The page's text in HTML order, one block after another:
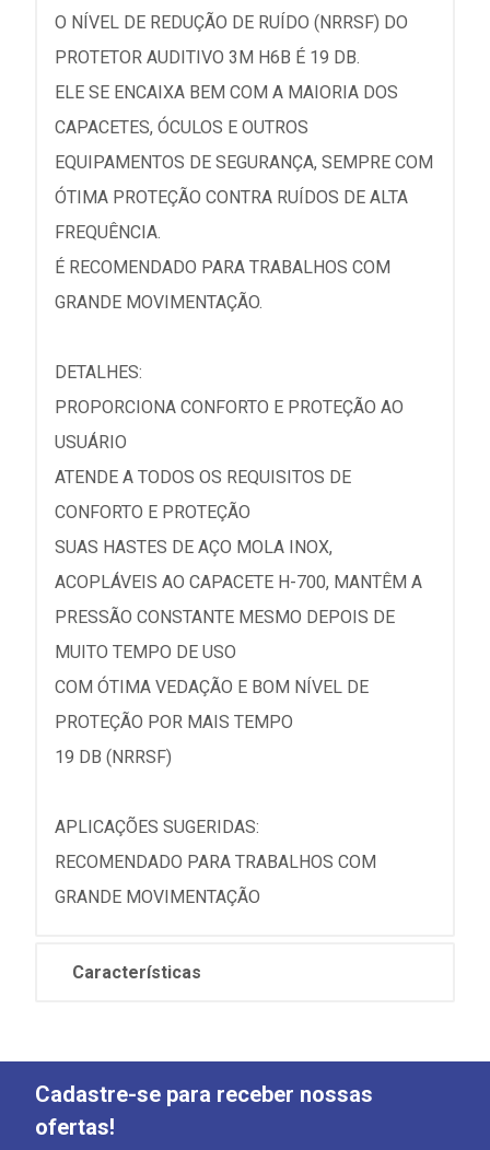
O NÍVEL DE REDUÇÃO DE RUÍDO (NRRSF) DO
PROTETOR AUDITIVO 3M H6B É 19 DB.
ELE SE ENCAIXA BEM COM A MAIORIA DOS
CAPACETES, ÓCULOS E OUTROS
EQUIPAMENTOS DE SEGURANÇA, SEMPRE COM
ÓTIMA PROTEÇÃO CONTRA RUÍDOS DE ALTA
FREQUÊNCIA.
É RECOMENDADO PARA TRABALHOS COM
GRANDE MOVIMENTAÇÃO.
DETALHES:
PROPORCIONA CONFORTO E PROTEÇÃO AO
USUÁRIO
ATENDE A TODOS OS REQUISITOS DE
CONFORTO E PROTEÇÃO
SUAS HASTES DE AÇO MOLA INOX,
ACOPLÁVEIS AO CAPACETE H-700, MANTÊM A
PRESSÃO CONSTANTE MESMO DEPOIS DE
MUITO TEMPO DE USO
COM ÓTIMA VEDAÇÃO E BOM NÍVEL DE
PROTEÇÃO POR MAIS TEMPO
19 DB (NRRSF)
APLICAÇÕES SUGERIDAS:
RECOMENDADO PARA TRABALHOS COM
GRANDE MOVIMENTAÇÃO
Características
Cadastre-se para receber nossas
ofertas!